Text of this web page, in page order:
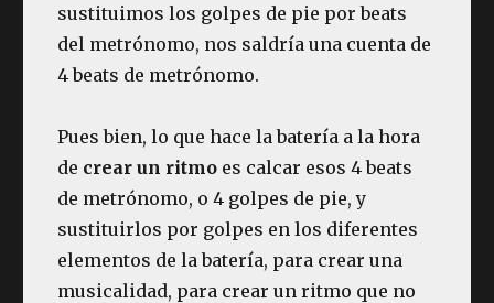
sustituimos los golpes de pie por beats
del metrónomo, nos saldría una cuenta de
4 beats de metrónomo.
Pues bien, lo que hace la batería a la hora
de crear un ritmo es calcar esos 4 beats
de metrónomo, o 4 golpes de pie, y
sustituirlos por golpes en los diferentes
elementos de la batería, para crear una
musicalidad, para crear un ritmo que no